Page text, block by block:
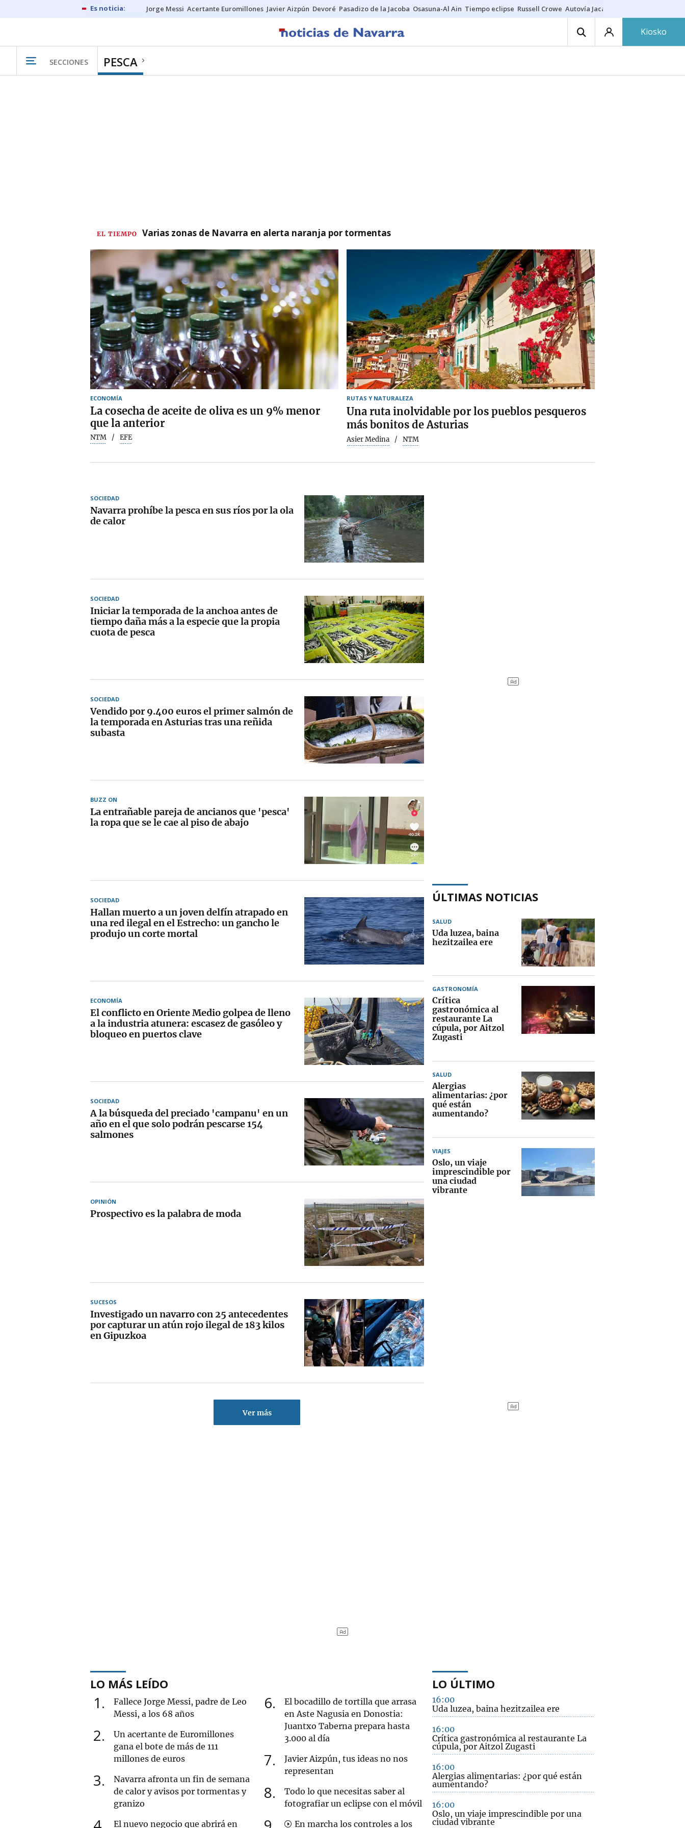
Jorge Messi Acertante Euromillones Javier Aizpún Devoré Pasadizo de la Jacoba Osasuna-Al Ain Tiempo eclipse Russell Crowe Autovía Jaca
Kiosko
SECCIONES PESCA
EL TIEMPO Varias zonas de Navarra en alerta naranja por tormentas
ECONOMÍA
La cosecha de aceite de oliva es un 9% menor
que la anterior
NTM EFE
RUTAS Y NATURALEZA
Una ruta inolvidable por los pueblos pesqueros
más bonitos de Asturias
Asier Medina NTM
SOCIEDAD
Navarra prohíbe la pesca en sus ríos por la ola
de calor
SOCIEDAD
Iniciar la temporada de la anchoa antes de
tiempo daña más a la especie que la propia
cuota de pesca
SOCIEDAD
Vendido por 9.400 euros el primer salmón de
la temporada en Asturias tras una reñida
subasta
BUZZ ON
La entrañable pareja de ancianos que 'pesca'
la ropa que se le cae al piso de abajo
SOCIEDAD
Hallan muerto a un joven delfín atrapado en
una red ilegal en el Estrecho: un gancho le
produjo un corte mortal
ECONOMÍA
El conflicto en Oriente Medio golpea de lleno
a la industria atunera: escasez de gasóleo y
bloqueo en puertos clave
SOCIEDAD
A la búsqueda del preciado 'campanu' en un
año en el que solo podrán pescarse 154
salmones
OPINIÓN
Prospectivo es la palabra de moda
SUCESOS
Investigado un navarro con 25 antecedentes
por capturar un atún rojo ilegal de 183 kilos
en Gipuzkoa
Ver más
ÚLTIMAS NOTICIAS
SALUD
Uda luzea, baina
hezitzailea ere
GASTRONOMÍA
Crítica
gastronómica al
restaurante La
cúpula, por Aitzol
Zugasti
SALUD
Alergias
alimentarias: ¿por
qué están
aumentando?
VIAJES
Oslo, un viaje
imprescindible por
una ciudad
vibrante
LO MÁS LEÍDO
1
Fallece Jorge Messi, padre de Leo
Messi, a los 68 años
2
Un acertante de Euromillones
gana el bote de más de 111
millones de euros
3
Navarra afronta un fin de semana
de calor y avisos por tormentas y
granizo
El nuevo negocio que abrirá en
6
El bocadillo de tortilla que arrasa
en Aste Nagusia en Donostia:
Juantxo Taberna prepara hasta
3.000 al día
7
Javier Aizpún, tus ideas no nos
representan
8
Todo lo que necesitas saber al
fotografiar un eclipse con el móvil
En marcha los controles a los
LO ÚLTIMO
16:00
Uda luzea, baina hezitzailea ere
16:00
Crítica gastronómica al restaurante La
cúpula, por Aitzol Zugasti
16:00
Alergias alimentarias: ¿por qué están
aumentando?
16:00
Oslo, un viaje imprescindible por una
ciudad vibrante